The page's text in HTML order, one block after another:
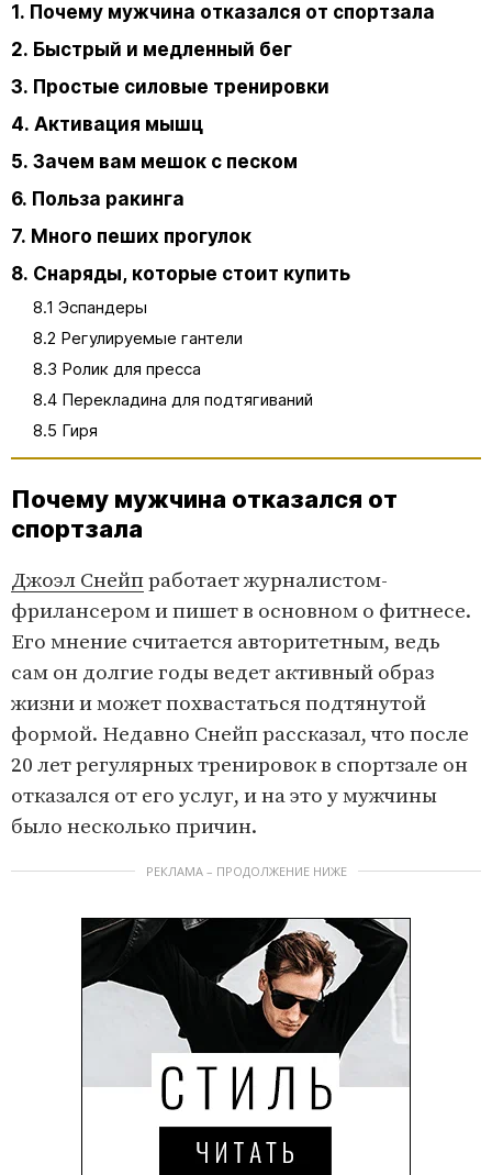
1. Почему мужчина отказался от спортзала
2. Быстрый и медленный бег
3. Простые силовые тренировки
4. Активация мышц
5. Зачем вам мешок с песком
6. Польза ракинга
7. Много пеших прогулок
8. Снаряды, которые стоит купить
8.1 Эспандеры
8.2 Регулируемые гантели
8.3 Ролик для пресса
8.4 Перекладина для подтягиваний
8.5 Гиря
Почему мужчина отказался от
спортзала
Джоэл Снейпработает журналистом-
фрилансером и пишет в основном о фитнесе.
Его мнение считается авторитетным, ведь
сам он долгие годы ведет активный образ
жизни и может похвастаться подтянутой
формой. Недавно Снейп рассказал, что после
20 лет регулярных тренировок в спортзале он
отказался от его услуг, и на это у мужчины
было несколько причин.
РЕКЛАМА – ПРОДОЛЖЕНИЕ НИЖЕ